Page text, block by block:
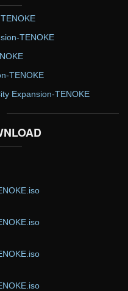
TENOKE
TENOKE
Expansion-TENOKE